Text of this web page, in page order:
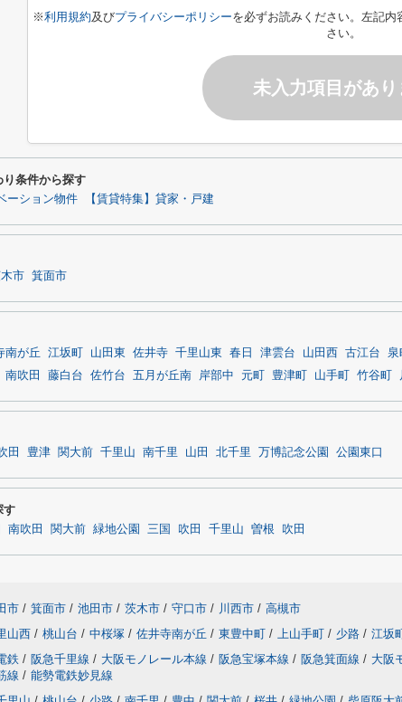
※利用規約及びプライバシーポリシーを必ずお読みください。左記
さい。
未入力項目があり
り条件から探す
ーション物件 【賃貸特集】貸家・戸建
市 箕面市
南が丘 江坂町 山田東 佐井寺 千里山東 春日 津雲台 山田西 古江台 泉
南吹田 藤白台 佐竹台 五月が丘南 岸部中 元町 豊津町 山手町 竹谷町
田 豊津 関大前 千里山 南千里 山田 北千里 万博記念公園 公園東口
す
南吹田 関大前 緑地公園 三国 吹田 千里山 曽根 吹田
市 / 箕面市 / 池田市 / 茨木市 / 守口市 / 川西市 / 高槻市
山西 / 桃山台 / 中桜塚 / 佐井寺南が丘 / 東豊中町 / 上山手町 / 少路 / 江坂
鉄 / 阪急千里線 / 大阪モノレール本線 / 阪急宝塚本線 / 阪急箕面線 / 大阪
線 / 能勢電鉄妙見線